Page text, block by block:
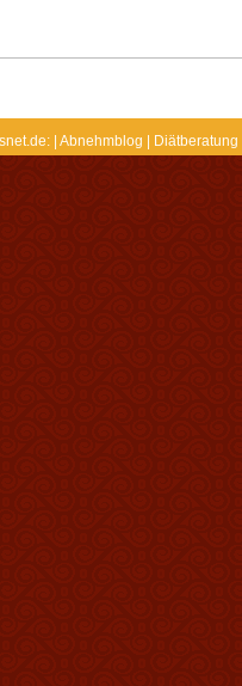
| Abnehmblog | Diätberatung |